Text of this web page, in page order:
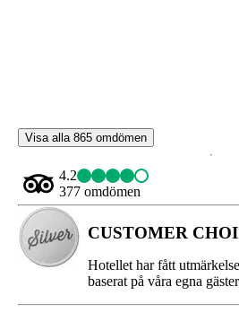
Visa alla 865 omdömen
4.2
377 omdömen
CUSTOMER
Hotellet har fått
baserat på våra egna